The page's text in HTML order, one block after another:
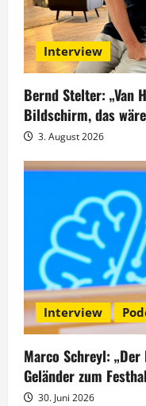
Interview
Bernd Stelter: „Van
Bildschirm, das
3. August 2026
Interview
Marco Schreyl:
Geländer zum
30. Juni 2026